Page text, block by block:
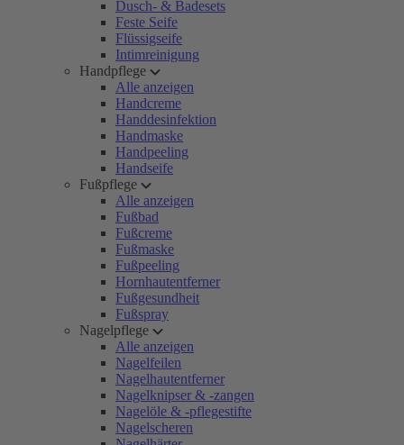
Dusch- & Badesets
Feste Seife
Flüssigseife
Intimreinigung
Handpflege
Alle anzeigen
Handcreme
Handdesinfektion
Handmaske
Handpeeling
Handseife
Fußpflege
Alle anzeigen
Fußbad
Fußcreme
Fußmaske
Fußpeeling
Hornhautentferner
Fußgesundheit
Fußspray
Nagelpflege
Alle anzeigen
Nagelfeilen
Nagelhautentferner
Nagelknipser & -zangen
Nagelöle & -pflegestifte
Nagelscheren